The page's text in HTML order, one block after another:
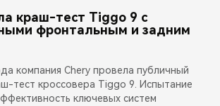
краш-тест Tiggo 9 с
фронтальным и задним
компания Chery провела публичный
тест кроссовера Tiggo 9. Испытание
ключевых систем